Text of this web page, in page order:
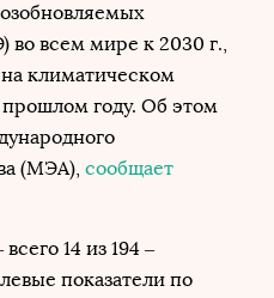
во всем мире к 2030 г.,
климатическом
году. Об этом
(МЭА), сообщает
14 из 194 –
показатели по